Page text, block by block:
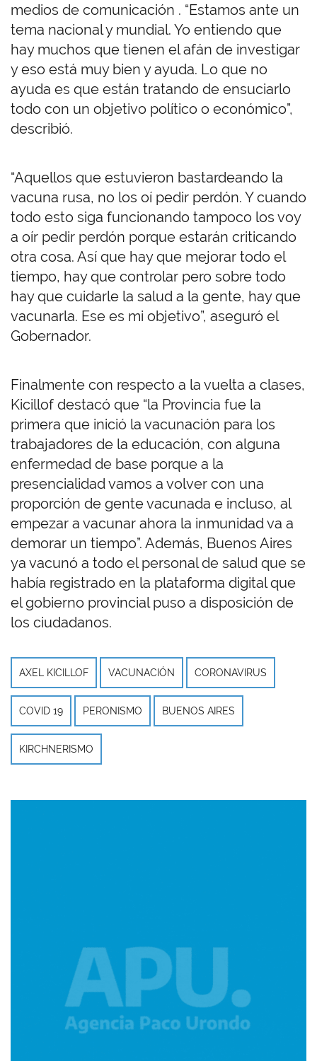
medios de comunicación . “Estamos ante un
tema nacional y mundial. Yo entiendo que
hay muchos que tienen el afán de investigar
y eso está muy bien y ayuda. Lo que no
ayuda es que están tratando de ensuciarlo
todo con un objetivo político o económico”,
describió.
“Aquellos que estuvieron bastardeando la
vacuna rusa, no los oí pedir perdón. Y cuando
todo esto siga funcionando tampoco los voy
a oír pedir perdón porque estarán criticando
otra cosa. Así que hay que mejorar todo el
tiempo, hay que controlar pero sobre todo
hay que cuidarle la salud a la gente, hay que
vacunarla. Ese es mi objetivo”, aseguró el
Gobernador.
Finalmente con respecto a la vuelta a clases,
Kicillof destacó que “la Provincia fue la
primera que inició la vacunación para los
trabajadores de la educación, con alguna
enfermedad de base porque a la
presencialidad vamos a volver con una
proporción de gente vacunada e incluso, al
empezar a vacunar ahora la inmunidad va a
demorar un tiempo”. Además, Buenos Aires
ya vacunó a todo el personal de salud que se
había registrado en la plataforma digital que
el gobierno provincial puso a disposición de
los ciudadanos.
AXEL KICILLOF VACUNACIÓN CORONAVIRUS
COVID 19 PERONISMO BUENOS AIRES
KIRCHNERISMO